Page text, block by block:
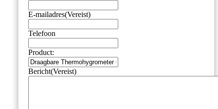
E-mailadres(Vereist)
Telefoon
Product:
Bericht(Vereist)